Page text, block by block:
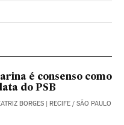
é consenso como
do PSB
BORGES | RECIFE / SÃO PAULO